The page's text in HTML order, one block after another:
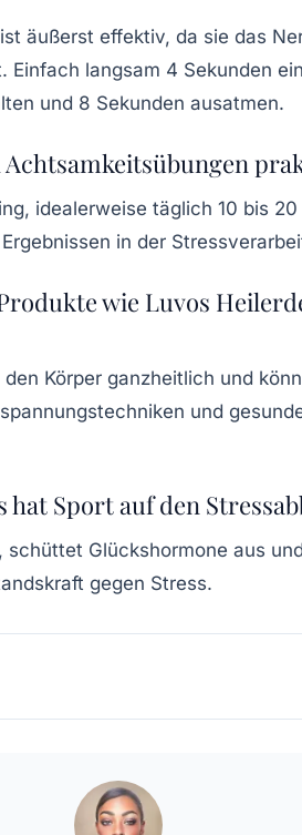
äußerst effektiv, da sie das
Einfach langsam 4 Sekunden
und 8 Sekunden ausatmen.
idealerweise täglich 10 bis
in der
wie Luvos
Körper ganzheitlich und
und
hat Sport auf den
schüttet Glückshormone aus
gegen Stress.